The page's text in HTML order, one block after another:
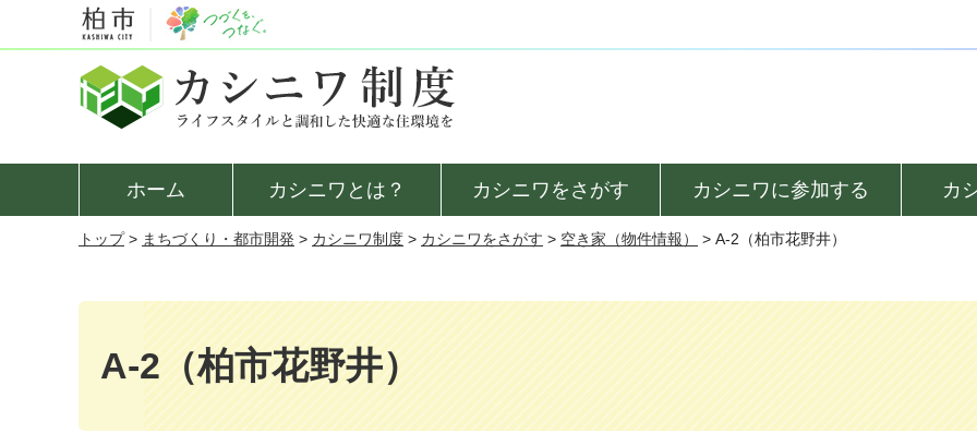
カシニワ制度
ホーム カシニワとは？ カシニワをさがす カシニワに参加する カ
トップ> まちづくり・都市開発 > カシニワ制度 > カシニワをさがす > 空き家（物件情報） > A-2（柏市花野井）
A-2（柏市花野井）